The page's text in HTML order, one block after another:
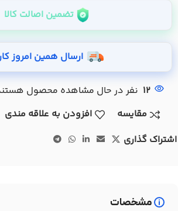
تضمین اصالت کالا
ارسال همین امروز
12 نفر در حال مشاهده محصول
مقایسه
افزودن به علاقه مندی
اشتراک گذاری
مشخصات